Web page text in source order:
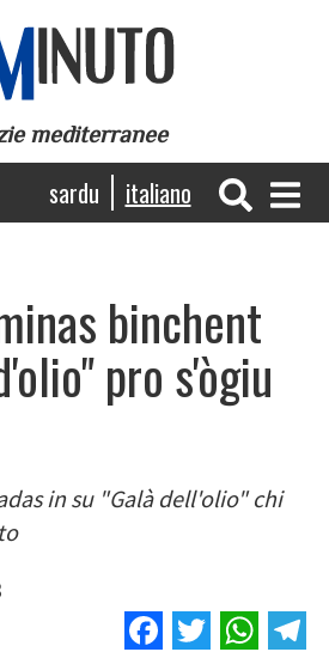
mediterranee
sardu italiano
binchent
pro s'ògiu
in su "Galà dell'olio" chi
Facebook
Twitter